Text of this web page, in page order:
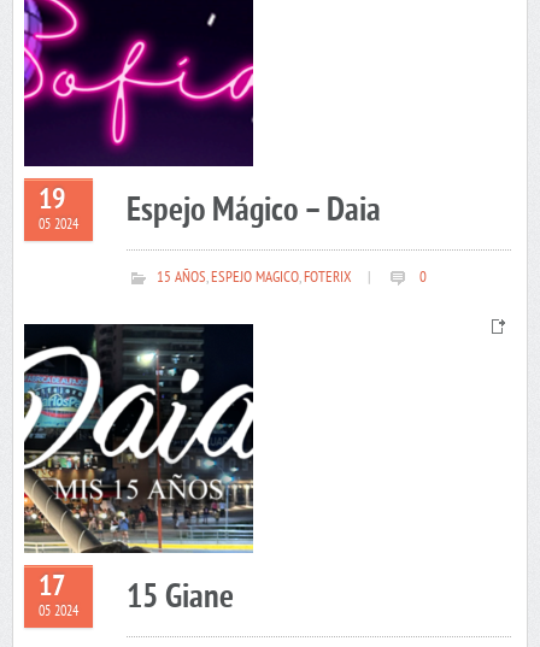
19
05 2024 Espejo Mágico – Daia
15 AÑOS,ESPEJO MAGICO,FOTERIX 0
17
05 2024 15 Giane